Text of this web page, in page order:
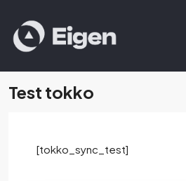
Test tokko
[tokko_sync_test]